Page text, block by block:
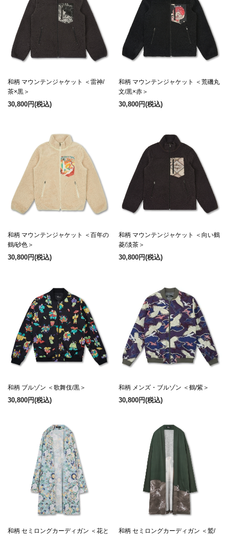
和柄 マウンテンジャケット ＜雷神/
茶×黒＞
30,800円(税込)
和柄 マウンテンジャケット ＜荒磯丸
文/黒×赤＞
30,800円(税込)
和柄 マウンテンジャケット ＜百年の
鶴/砂色＞
30,800円(税込)
和柄 マウンテンジャケット ＜向い鶴
菱/淡茶＞
30,800円(税込)
和柄 ブルゾン ＜歌舞伎/黒＞
30,800円(税込)
和柄 メンズ・ブルゾン ＜鶴/紫＞
30,800円(税込)
和柄 セミロングカーディガン ＜花と
和柄 セミロングカーディガン ＜鷲/